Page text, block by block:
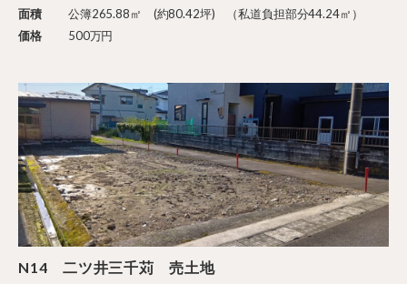
面積
公簿265.88㎡ (約80.42坪) （私道負担部分44.24㎡）
価格
500万円
N14 二ツ井三千苅 売土地